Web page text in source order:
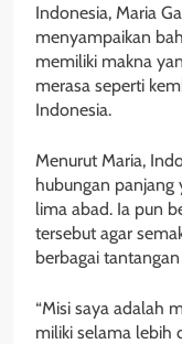
Indonesia, Maria
menyampaikan
memiliki makna
merasa seperti
Indonesia.
Menurut Maria,
hubungan panjang
lima abad. Ia pun
tersebut agar
berbagai
“Misi saya adalah
miliki selama lebih